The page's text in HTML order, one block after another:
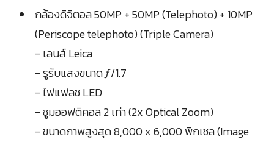
กล้องดิจิตอล 50MP + 50MP (Telephoto) + 10MP
(Periscope telephoto) (Triple Camera)
- เลนส์ Leica
- รูรับแสงขนาด ƒ/1.7
- ไฟแฟลช LED
- ซูมออฟติคอล 2 เท่า (2x Optical Zoom)
- ขนาดภาพสูงสุด 8,000 x 6,000 พิกเซล (Image